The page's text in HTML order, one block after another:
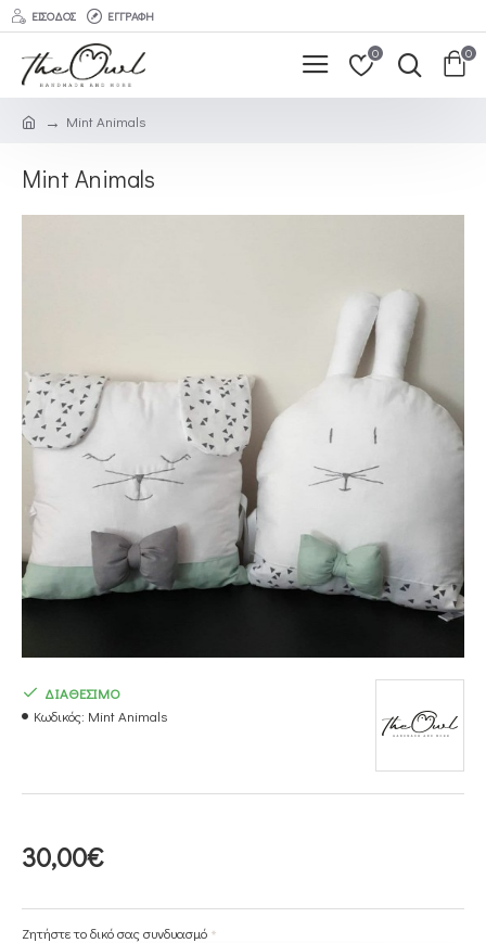
ΕΊΣΟΔΟΣ ΕΓΓΡΑΦΉ
0 0
Mint Animals
Mint Animals
30,00€
ΔΙΑΘΕΣΙΜΟ
Κωδικός: Mint Animals
Ζητήστε το δικό σας συνδυασμό